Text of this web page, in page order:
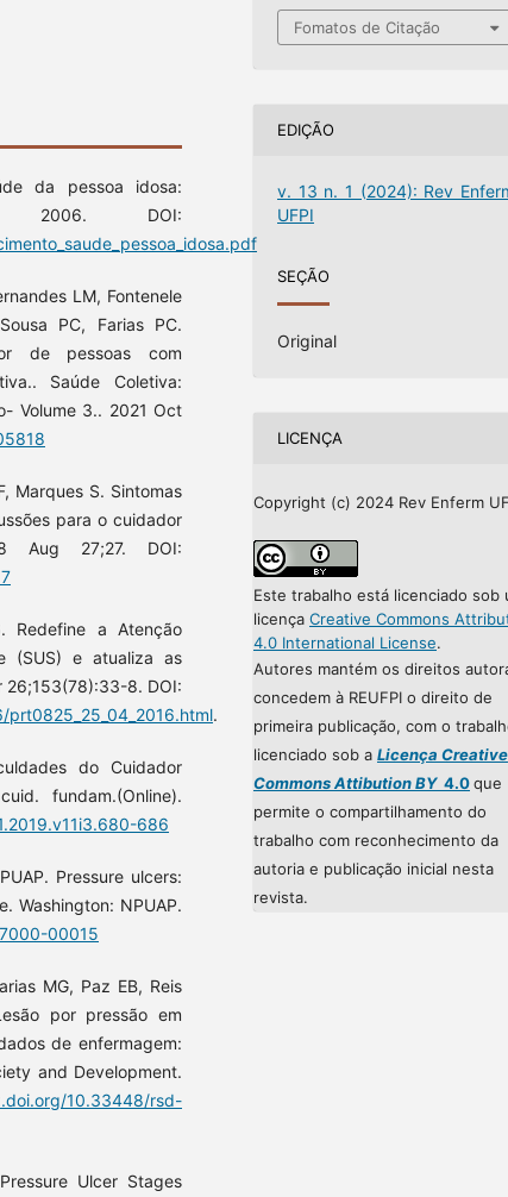
da pessoa idosa:
2006. DOI:
LM, Fontenele
PC, Farias PC.
de pessoas com
Saúde Coletiva:
Volume 3.. 2021 Oct
Marques S. Sintomas
para o cuidador
Aug 27;27. DOI:
a Atenção
(SUS) e atualiza as
26;153(78):33-8. DOI:
.
do Cuidador
fundam.(Online).
686
Pressure ulcers:
Washington: NPUAP.
00015
MG, Paz EB, Reis
por pressão em
de enfermagem:
and Development.
10.33448/rsd-
Ulcer Stages
Fomatos de Citação
EDIÇÃO
v. 13 n. 1 (2024): Rev
UFPI
SEÇÃO
Original
LICENÇA
Copyright (c) 2024 Rev Enferm
Este trabalho está licenciado sob
licença Creative Commons
4.0 International License.
Autores mantém os direitos
concedem à REUFPI o direito de
primeira publicação, com o
licenciado sob a Licença Creative
Commons Attibution BY4.0que
permite o compartilhamento do
trabalho com reconhecimento da
autoria e publicação inicial nesta
revista.